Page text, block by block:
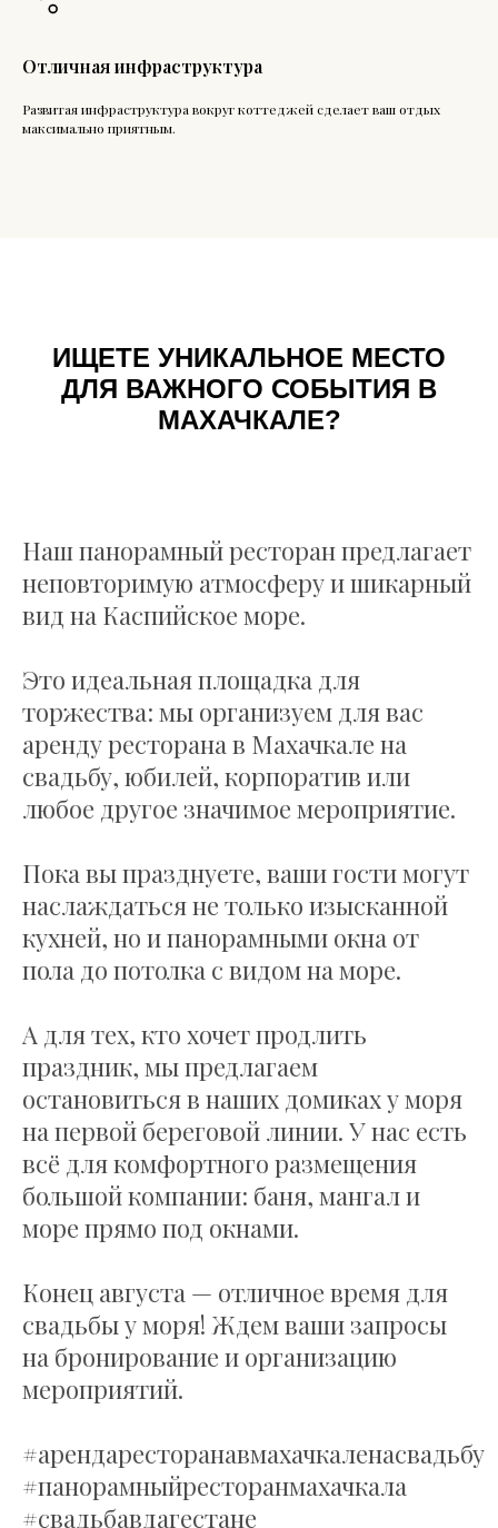
Отличная инфраструктура
Развитая инфраструктура вокруг коттеджей сделает ваш отдых
максимально приятным.
ИЩЕТЕ УНИКАЛЬНОЕ МЕСТО
ДЛЯ ВАЖНОГО СОБЫТИЯ В
МАХАЧКАЛЕ?
Наш панорамный ресторан предлагает
неповторимую атмосферу и шикарный
вид на Каспийское море.
Это идеальная площадка для
торжества: мы организуем для вас
аренду ресторана в Махачкале на
свадьбу, юбилей, корпоратив или
любое другое значимое мероприятие.
Пока вы празднуете, ваши гости могут
наслаждаться не только изысканной
кухней, но и панорамными окна от
пола до потолка с видом на море.
А для тех, кто хочет продлить
праздник, мы предлагаем
остановиться в наших домиках у моря
на первой береговой линии. У нас есть
всё для комфортного размещения
большой компании: баня, мангал и
море прямо под окнами.
Конец августа — отличное время для
свадьбы у моря! Ждем ваши запросы
на бронирование и организацию
мероприятий.
#арендаресторанавмахачкаленасвадьбу
#панорамныйресторанмахачкала
#свадьбавдагестане